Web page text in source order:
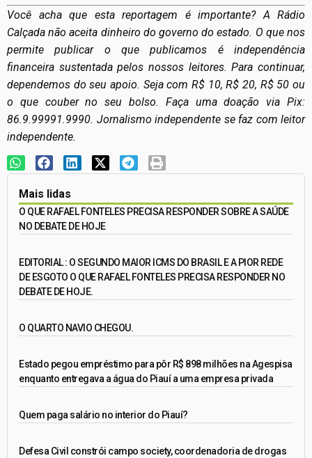
Você acha que esta reportagem é importante? A Rádio
Calçada não aceita dinheiro do governo do estado. O que nos
permite publicar o que publicamos é independência
financeira sustentada pelos nossos leitores. Para continuar,
dependemos do seu apoio. Seja com R$ 10, R$ 20, R$ 50 ou
o que couber no seu bolso. Faça uma doação via Pix:
86.9.99991.9990. Jornalismo independente se faz com leitor
independente.
Mais lidas
O QUE RAFAEL FONTELES PRECISA RESPONDER SOBRE A SAÚDE
NO DEBATE DE HOJE
EDITORIAL : O SEGUNDO MAIOR ICMS DO BRASIL E A PIOR REDE
DE ESGOTO O QUE RAFAEL FONTELES PRECISA RESPONDER NO
DEBATE DE HOJE.
O QUARTO NAVIO CHEGOU.
Estado pegou empréstimo para pôr R$ 898 milhões na Agespisa
enquanto entregava a água do Piauí a uma empresa privada
Quem paga salário no interior do Piauí?
Defesa Civil constrói campo society, coordenadoria de drogas